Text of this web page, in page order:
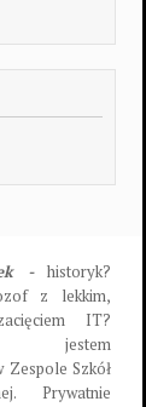
- historyk?
z lekkim,
IT?
jestem
Zespole Szkół
Prywatnie